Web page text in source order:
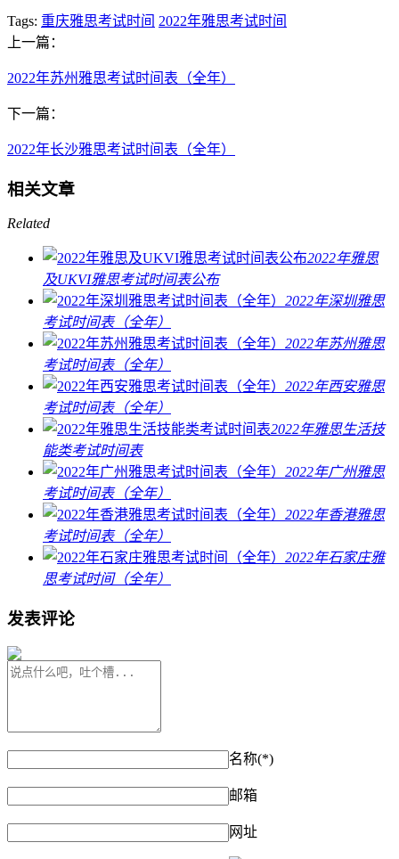
Tags: 重庆雅思考试时间 2022年雅思考试时间
上一篇：
2022年苏州雅思考试时间表（全年）
下一篇：
2022年长沙雅思考试时间表（全年）
相关文章
Related
2022年雅思
及UKVI雅思考试时间表公布
2022年深圳雅思
考试时间表（全年）
2022年苏州雅思
考试时间表（全年）
2022年西安雅思
考试时间表（全年）
2022年雅思生活技
能类考试时间表
2022年广州雅思
考试时间表（全年）
2022年香港雅思
考试时间表（全年）
2022年石家庄雅
思考试时间（全年）
发表评论
名称(*)
邮箱
网址